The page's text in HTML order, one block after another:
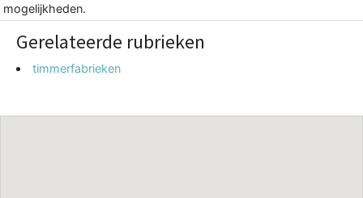
mogelijkheden.
Gerelateerde rubrieken
timmerfabrieken